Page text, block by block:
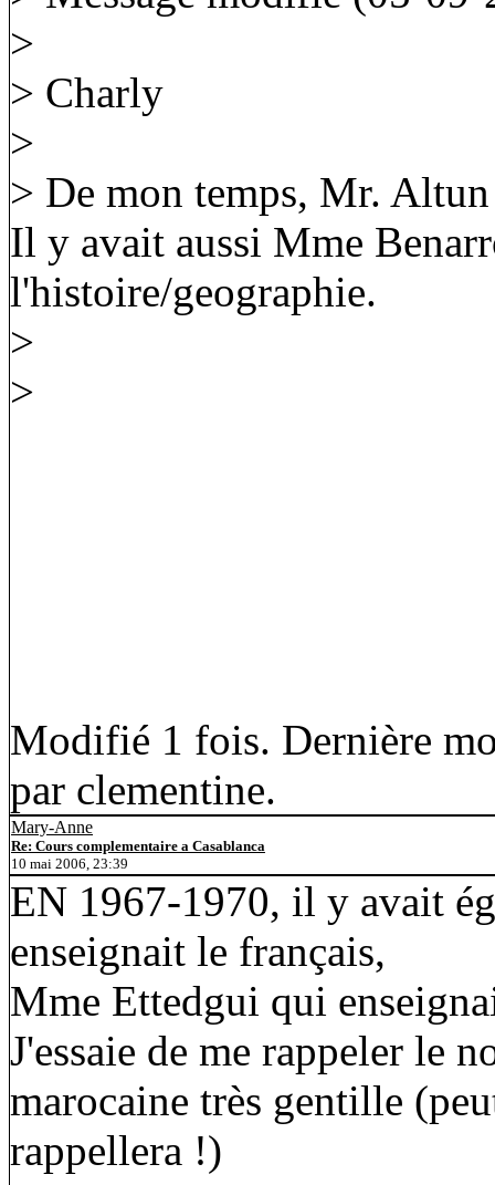
>
> Charly
>
> De mon temps, Mr.
Il y avait aussi Mme
l'histoire/geographie.
>
>
Modifié 1 fois. Dernière
par clementine.
Mary-Anne
Re: Cours complementaire a Casablanca
10 mai 2006, 23:39
EN 1967-1970, il y avait
enseignait le français,
Mme Ettedgui qui
J'essaie de me rappeler le
marocaine très gentille
rappellera !)